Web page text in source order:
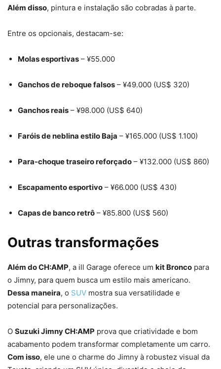
Além disso, pintura e instalação são cobradas à parte.
Entre os opcionais, destacam-se:
Molas esportivas – ¥55.000
Ganchos de reboque falsos – ¥49.000 (US$ 320)
Ganchos reais – ¥98.000 (US$ 640)
Faróis de neblina estilo Baja – ¥165.000 (US$ 1.100)
Para-choque traseiro reforçado – ¥132.000 (US$ 860)
Escapamento esportivo – ¥66.000 (US$ 430)
Capas de banco retrô – ¥85.800 (US$ 560)
Outras transformações
Além do CH:AMP, a ill Garage oferece um kit Bronco para
o Jimny, para quem busca um estilo mais americano.
Dessa maneira, o SUV mostra sua versatilidade e
potencial para personalizações.
O Suzuki Jimny CH:AMP prova que criatividade e bom
acabamento podem transformar completamente um carro.
Com isso, ele une o charme do Jimny à robustez visual da